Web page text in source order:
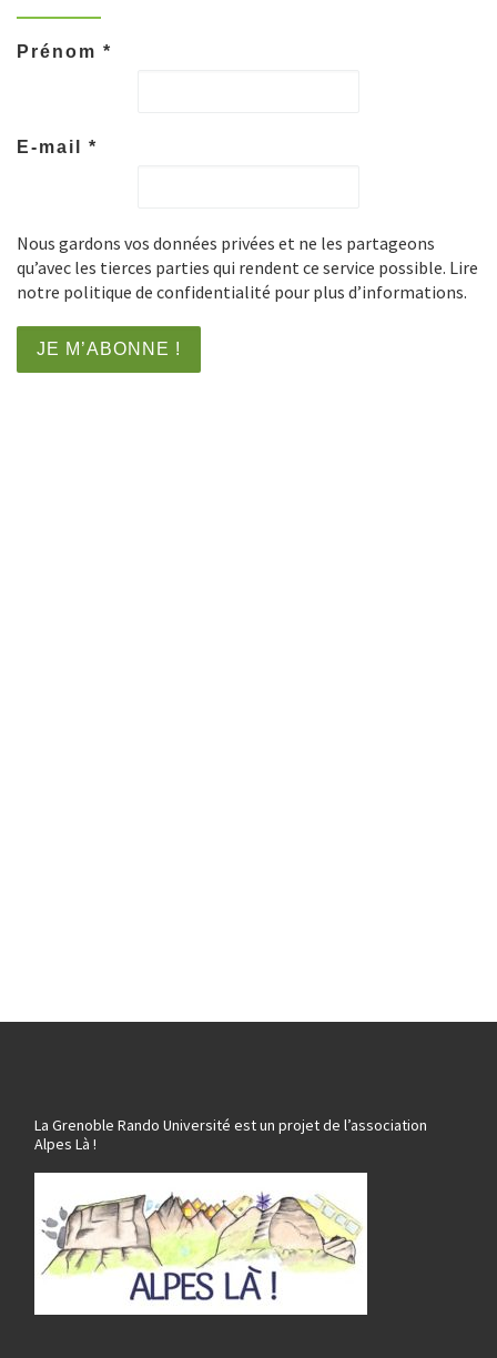
Prénom *
E-mail *
Nous gardons vos données privées et ne les partageons
qu’avec les tierces parties qui rendent ce service possible. Lire
notre politique de confidentialité pour plus d’informations.
La Grenoble Rando Université est un projet de l’association
Alpes Là !